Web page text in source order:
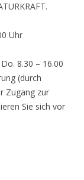
Uhr
8.30 – 16.00
(durch
Zugang zur
Sie sich vor